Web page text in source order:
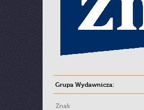
Grupa Wydawnicza:
Znak